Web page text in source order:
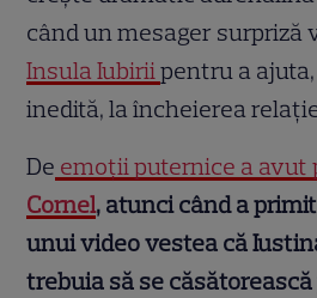
când un mesager surpriză
Insula Iubiriipentru a
inedită, la încheierea
De emoţii puternice a avut
Cornel, atunci când a
unui video vestea că
trebuia să se